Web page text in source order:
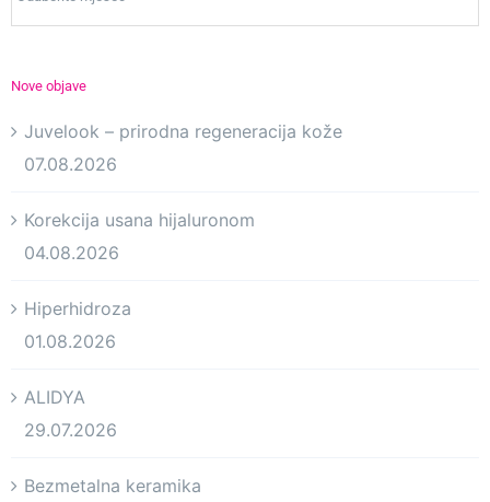
Nove objave
Juvelook – prirodna regeneracija kože
07.08.2026
Korekcija usana hijaluronom
04.08.2026
Hiperhidroza
01.08.2026
ALIDYA
29.07.2026
Bezmetalna keramika